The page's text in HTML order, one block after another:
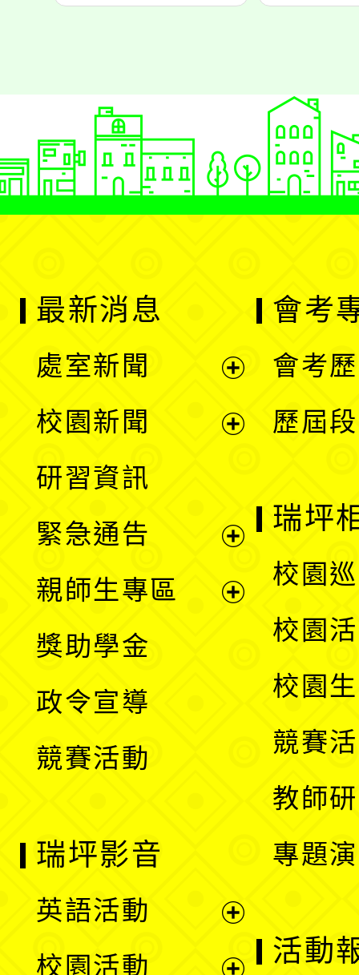
最新消息
處室新聞
單
校園新聞
選
單
研習資訊
緊急通告
親師生專區
獎助學金
政令宣導
競賽活動
會考
會考
歷屆
瑞坪
校園
校園
校園
競賽
教師
專題
瑞坪影音
英語活動
校園活動 活動